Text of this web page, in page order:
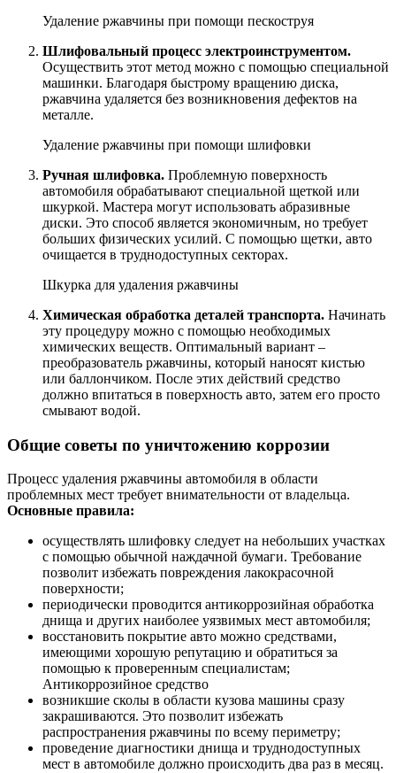
Удаление ржавчины при помощи пескоструя
Шлифовальный процесс электроинструментом.
Осуществить этот метод можно с помощью специальной
машинки. Благодаря быстрому вращению диска,
ржавчина удаляется без возникновения дефектов на
металле.
Удаление ржавчины при помощи шлифовки
Ручная шлифовка. Проблемную поверхность
автомобиля обрабатывают специальной щеткой или
шкуркой. Мастера могут использовать абразивные
диски. Это способ является экономичным, но требует
больших физических усилий. С помощью щетки, авто
очищается в труднодоступных секторах.
Шкурка для удаления ржавчины
Химическая обработка деталей транспорта. Начинать
эту процедуру можно с помощью необходимых
химических веществ. Оптимальный вариант –
преобразователь ржавчины, который наносят кистью
или баллончиком. После этих действий средство
должно впитаться в поверхность авто, затем его просто
смывают водой.
Общие советы по уничтожению коррозии
Процесс удаления ржавчины автомобиля в области
проблемных мест требует внимательности от владельца.
Основные правила:
осуществлять шлифовку следует на небольших участках
с помощью обычной наждачной бумаги. Требование
позволит избежать повреждения лакокрасочной
поверхности;
периодически проводится антикоррозийная обработка
днища и других наиболее уязвимых мест автомобиля;
восстановить покрытие авто можно средствами,
имеющими хорошую репутацию и обратиться за
помощью к проверенным специалистам;
Антикоррозийное средство
возникшие сколы в области кузова машины сразу
закрашиваются. Это позволит избежать
распространения ржавчины по всему периметру;
проведение диагностики днища и труднодоступных
мест в автомобиле должно происходить два раз в месяц.